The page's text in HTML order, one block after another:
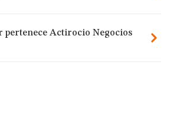
pertenece Actirocio Negocios